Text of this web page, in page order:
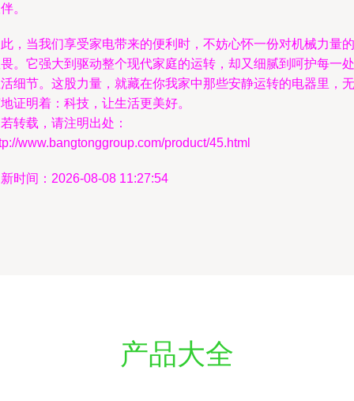
。
，当我们享受家电带来的便利时，不妨心怀一份对机械力量的
。它强大到驱动整个现代家庭的运转，却又细腻到呵护每一处
细节。这股力量，就藏在你我家中那些安静运转的电器里，无
证明着：科技，让生活更美好。
转载，请注明出处：
www.bangtonggroup.com/product/45.html
时间：2026-08-08 11:27:54
产品大全